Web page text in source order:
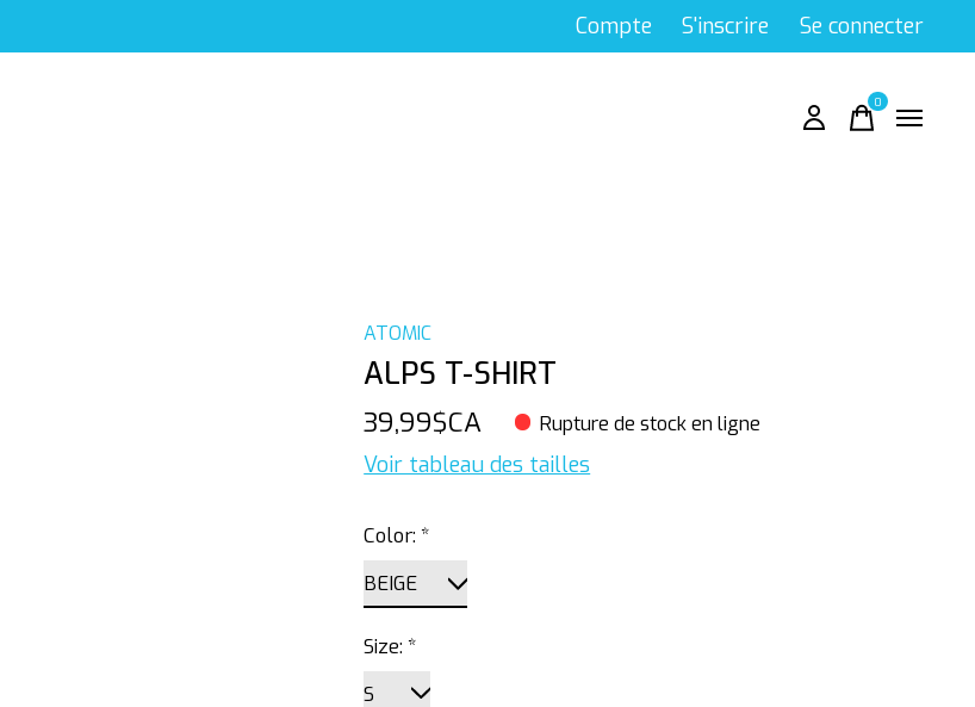
Compte S'inscrire Se connecter
0items
ATOMIC
ALPS T-SHIRT
39,99$CA Rupture de stock en ligne
Voir tableau des tailles
Color: *
Size: *